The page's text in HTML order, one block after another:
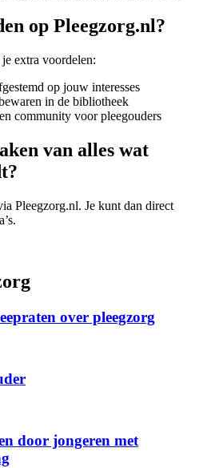
op Pleegzorg.nl?
extra voordelen:
op jouw interesses
in de bibliotheek
community voor pleegouders
van alles wat
Pleegzorg.nl. Je kunt dan direct
over pleegzorg
door jongeren met